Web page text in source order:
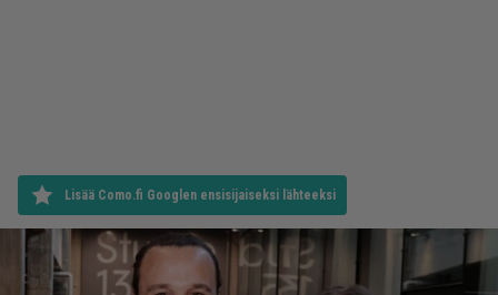
Lisää Como.fi Googlen ensisijaiseksi lähteeksi